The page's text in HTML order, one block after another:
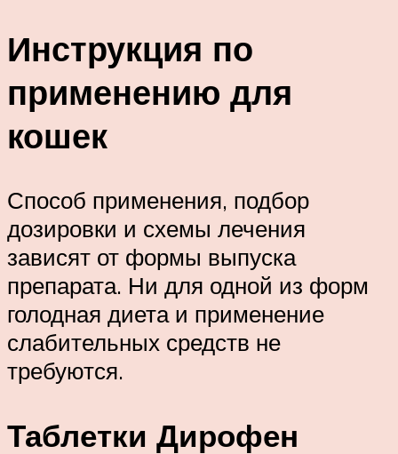
Инструкция по
применению для
кошек
Способ применения, подбор
дозировки и схемы лечения
зависят от формы выпуска
препарата. Ни для одной из форм
голодная диета и применение
слабительных средств не
требуются.
Таблетки Дирофен